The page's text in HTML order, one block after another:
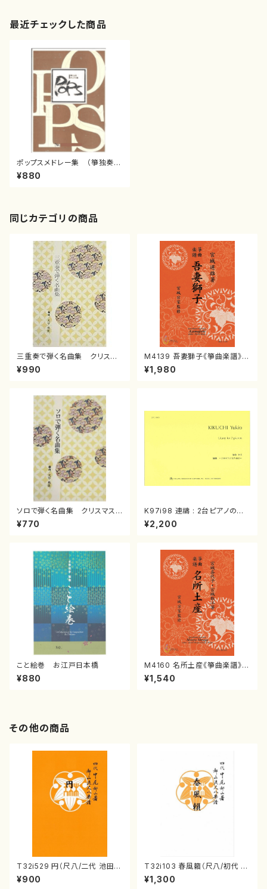
最近チェックした商品
ポップスメドレー集 （箏独奏）/
野村 倫子/楽譜）
¥880
同じカテゴリの商品
三重奏で弾く名曲集 クリスマ
スメドレー( 箏2/大平光美 編
曲/楽譜）
¥990
M4139 吾妻獅子《箏曲楽譜》
（箏/宮城道雄著・宮城宗家監修/
箏曲古典楽譜）
¥1,980
ソロで弾く名曲集 クリスマス・
イブ／恋人がサンタクロース(
箏独奏 /大平光美 編曲/楽
¥770
K97i98 連禱 : 2台ピアノのた
めの（2 Pianos / 菊池 幸夫 /
楽譜）
¥2,200
こと絵巻 お江戸日本橋
¥880
M4160 名所土産《箏曲楽譜》
（箏/宮城喜代子・宮城数江著・
宮城宗家監修/箏曲古典楽譜）
¥1,540
その他の商品
T32i529 円（尺八/二代 池田静
山/楽譜）都山流公刊楽譜曲番:2
238
¥900
T32i103 春風籟（尺八/初代 石
垣征山/尺八/都山式譜）都山流
公刊楽譜曲番:552
¥1,300